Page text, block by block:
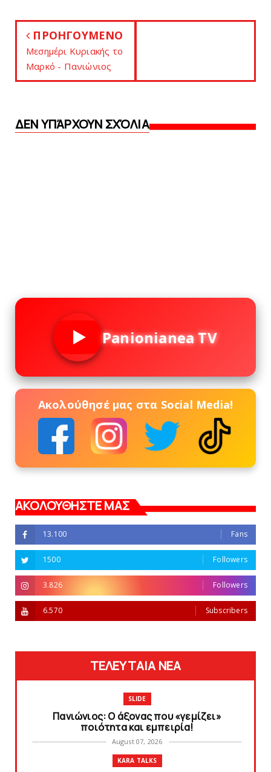
ΠΡΟΗΓΟΥΜΕΝΟ
Mεσημέρι Κυριακής το
Mαρκό - Πανιώνιος
ΔΕΝ ΥΠΆΡΧΟΥΝ ΣΧΌΛΙΑ
Panionianea TV
Ακολούθησέ μας στα Social Media!
ΑΚΟΛΟΥΘΗΣΤΕ ΜΑΣ
13.100 Fans
1500 Followers
3.826 Followers
6.570 Subscribers
ΤΕΛΕΥΤΑΙΑ ΝΕΑ
SLIDE
Πανιώνιος: O άξονας που «γεμίζει»
ποιότητα και εμπειρία!
August 07, 2026
KARA TALKS